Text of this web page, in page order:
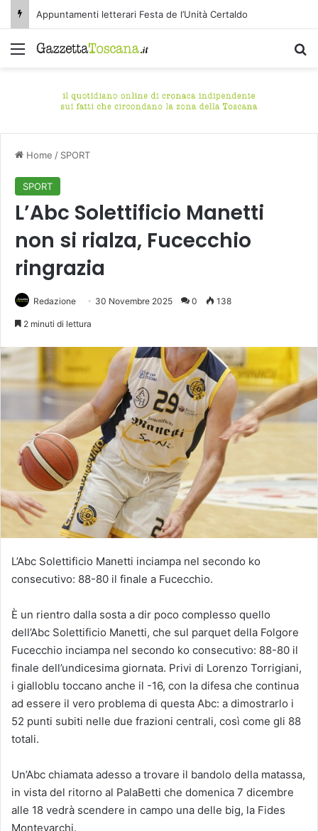
Appuntamenti letterari Festa de l’Unità Certaldo
Menu
Home / SPORT
SPORT
L’Abc Solettificio Manetti
non si rialza, Fucecchio
ringrazia
Redazione 30 Novembre 2025 0 138
2 minuti di lettura
L’Abc Solettificio Manetti inciampa nel secondo ko
consecutivo: 88-80 il finale a Fucecchio.
È un rientro dalla sosta a dir poco complesso quello
dell’Abc Solettificio Manetti, che sul parquet della Folgore
Fucecchio inciampa nel secondo ko consecutivo: 88-80 il
finale dell’undicesima giornata. Privi di Lorenzo Torrigiani,
i gialloblu toccano anche il -16, con la difesa che continua
ad essere il vero problema di questa Abc: a dimostrarlo i
52 punti subiti nelle due frazioni centrali, così come gli 88
totali.
Un’Abc chiamata adesso a trovare il bandolo della matassa,
in vista del ritorno al PalaBetti che domenica 7 dicembre
alle 18 vedrà scendere in campo una delle big, la Fides
Montevarchi.